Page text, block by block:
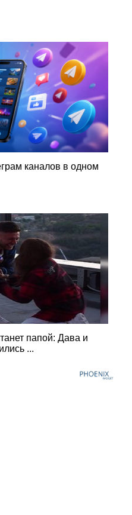
каналов в одном
папой: Дава и
...